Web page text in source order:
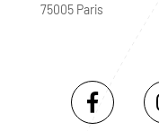
75005 Paris